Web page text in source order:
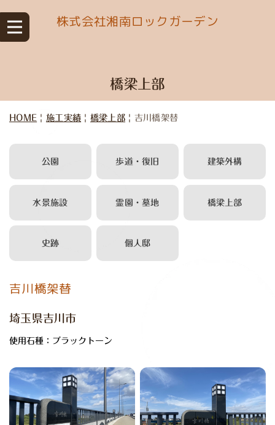
株式会社湘南ロックガーデン
橋梁上部
HOME | 施工実績 | 橋梁上部 | 吉川橋架替
公園 歩道・復旧 建築外構
水景施設 霊園・墓地 橋梁上部
史跡 個人邸
吉川橋架替
埼玉県吉川市
使用石種：ブラックトーン